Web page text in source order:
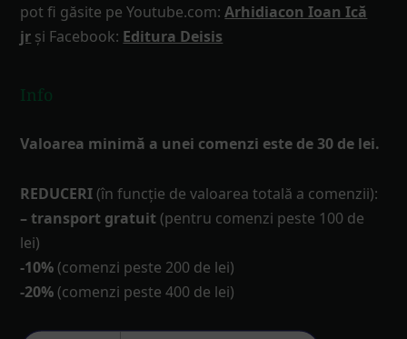
pot fi găsite pe Youtube.com:Arhidiacon Ioan Ică
jr și Facebook: Editura Deisis
Info
Valoarea minimă a unei comenzi este de 30 de lei.
REDUCERI (în funcţie de valoarea totală a comenzii):
– transport gratuit (pentru comenzi peste 100 de
lei)
-10% (comenzi peste 200 de lei)
-20% (comenzi peste 400 de lei)